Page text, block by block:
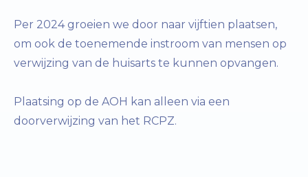
Per 2024 groeien we door naar vijftien plaatsen,
om ook de toenemende instroom van mensen op
verwijzing van de huisarts te kunnen opvangen.
Plaatsing op de AOH kan alleen via een
doorverwijzing van het RCPZ.